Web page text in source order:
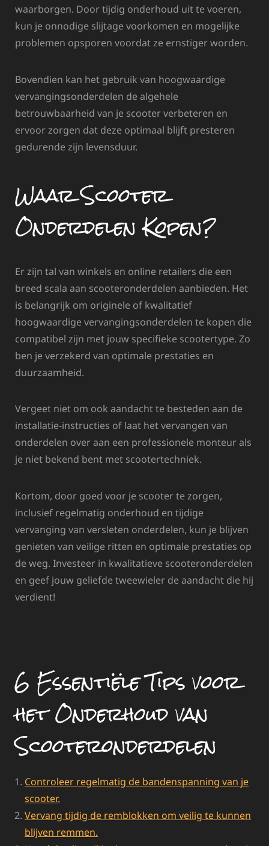
waarborgen. Door tijdig onderhoud uit te voeren,
kun je onnodige slijtage voorkomen en mogelijke
problemen opsporen voordat ze ernstiger worden.
Bovendien kan het gebruik van hoogwaardige
vervangingsonderdelen de algehele
betrouwbaarheid van je scooter verbeteren en
ervoor zorgen dat deze optimaal blijft presteren
gedurende zijn levensduur.
Waar Scooter
Onderdelen Kopen?
Er zijn tal van winkels en online retailers die een
breed scala aan scooteronderdelen aanbieden. Het
is belangrijk om originele of kwalitatief
hoogwaardige vervangingsonderdelen te kopen die
compatibel zijn met jouw specifieke scootertype. Zo
ben je verzekerd van optimale prestaties en
duurzaamheid.
Vergeet niet om ook aandacht te besteden aan de
installatie-instructies of laat het vervangen van
onderdelen over aan een professionele monteur als
je niet bekend bent met scootertechniek.
Kortom, door goed voor je scooter te zorgen,
inclusief regelmatig onderhoud en tijdige
vervanging van versleten onderdelen, kun je blijven
genieten van veilige ritten en optimale prestaties op
de weg. Investeer in kwalitatieve scooteronderdelen
en geef jouw geliefde tweewieler de aandacht die hij
verdient!
6 Essentiële Tips voor
het Onderhoud van
Scooteronderdelen
Controleer regelmatig de bandenspanning van je
scooter.
Vervang tijdig de remblokken om veilig te kunnen
blijven remmen.